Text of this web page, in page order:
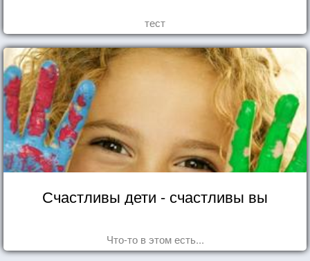
тест
Счастливы дети - счастливы вы
Что-то в этом есть...